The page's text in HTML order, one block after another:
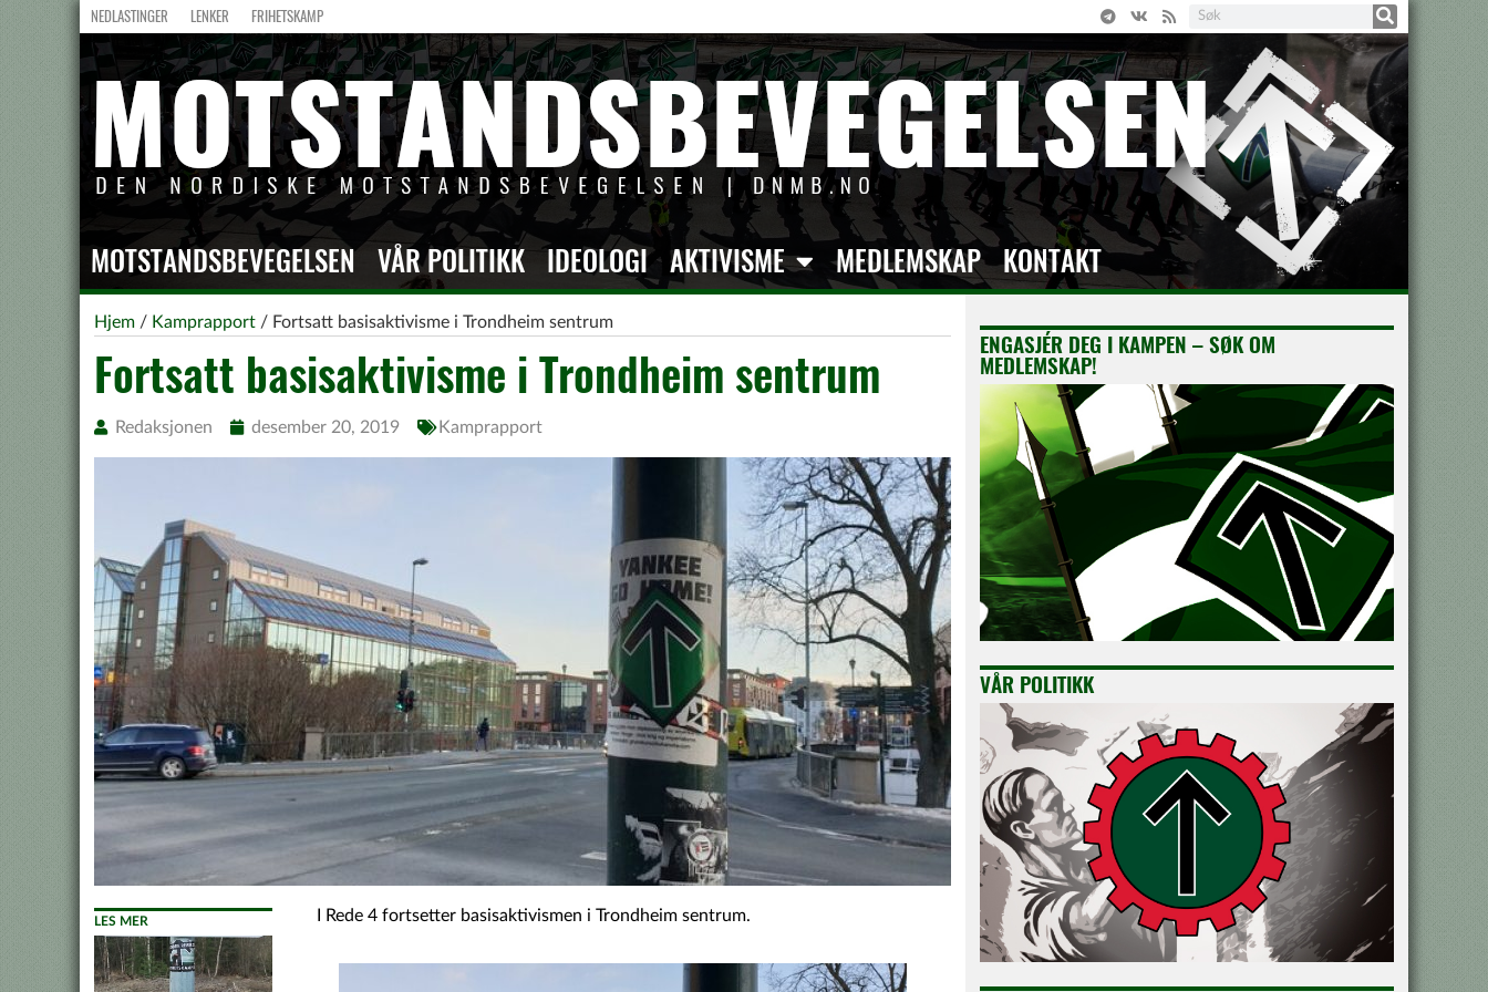
NEDLASTINGER LENKER FRIHETSKAMP
MOTSTANDSBEVEGELSEN VÅR POLITIKK IDEOLOGI AKTIVISME MEDLEMSKAP KONTAKT
Hjem / Kamprapport / Fortsatt basisaktivisme i Trondheim sentrum
Fortsatt basisaktivisme i Trondheim sentrum
Redaksjonen desember 20, 2019 Kamprapport
LES MER I Rede 4 fortsetter basisaktivismen i Trondheim sentrum.
ENGASJÉR DEG I KAMPEN – SØK OM
MEDLEMSKAP!
VÅR POLITIKK